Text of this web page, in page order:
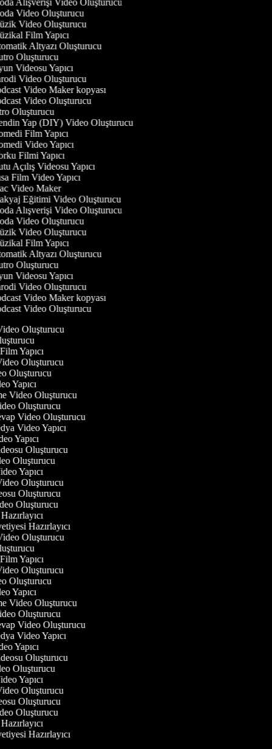
Alışverişi Video Oluşturucu
Video Oluşturucu
Video Oluşturucu
Film Yapıcı
Altyazı Oluşturucu
Oluşturucu
Videosu Yapıcı
Video Oluşturucu
Video Maker kopyası
Video Oluşturucu
Oluşturucu
Yap (DIY) Video Oluşturucu
Film Yapıcı
Video Yapıcı
Filmi Yapıcı
Açılış Videosu Yapıcı
Film Video Yapıcı
Video Maker
Eğitimi Video Oluşturucu
Alışverişi Video Oluşturucu
Video Oluşturucu
Video Oluşturucu
Film Yapıcı
Altyazı Oluşturucu
Oluşturucu
Videosu Yapıcı
Video Oluşturucu
Video Maker kopyası
Video Oluşturucu
Oluşturucu
Yapıcı
Oluşturucu
Oluşturucu
Yapıcı
Video Oluşturucu
Oluşturucu
Video Oluşturucu
Video Yapıcı
Yapıcı
Oluşturucu
Oluşturucu
Yapıcı
Oluşturucu
Oluşturucu
Oluşturucu
Hazırlayıcı
Oluşturucu
Yapıcı
Oluşturucu
Oluşturucu
Yapıcı
Video Oluşturucu
Oluşturucu
Video Oluşturucu
Video Yapıcı
Yapıcı
Oluşturucu
Oluşturucu
Yapıcı
Oluşturucu
Oluşturucu
Oluşturucu
Hazırlayıcı